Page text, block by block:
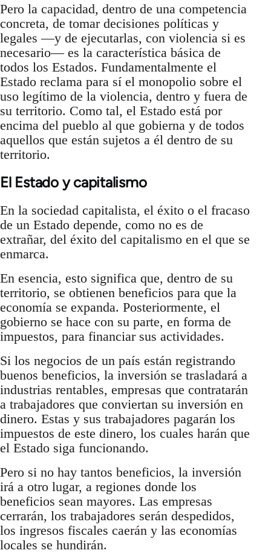
Pero la capacidad, dentro de una competencia
concreta, de tomar decisiones políticas y
legales —y de ejecutarlas, con violencia si es
necesario— es la característica básica de
todos los Estados. Fundamentalmente el
Estado reclama para sí el monopolio sobre el
uso legítimo de la violencia, dentro y fuera de
su territorio. Como tal, el Estado está por
encima del pueblo al que gobierna y de todos
aquellos que están sujetos a él dentro de su
territorio.
El Estado y capitalismo
En la sociedad capitalista, el éxito o el fracaso
de un Estado depende, como no es de
extrañar, del éxito del capitalismo en el que se
enmarca.
En esencia, esto significa que, dentro de su
territorio, se obtienen beneficios para que la
economía se expanda. Posteriormente, el
gobierno se hace con su parte, en forma de
impuestos, para financiar sus actividades.
Si los negocios de un país están registrando
buenos beneficios, la inversión se trasladará a
industrias rentables, empresas que contratarán
a trabajadores que conviertan su inversión en
dinero. Estas y sus trabajadores pagarán los
impuestos de este dinero, los cuales harán que
el Estado siga funcionando.
Pero si no hay tantos beneficios, la inversión
irá a otro lugar, a regiones donde los
beneficios sean mayores. Las empresas
cerrarán, los trabajadores serán despedidos,
los ingresos fiscales caerán y las economías
locales se hundirán.